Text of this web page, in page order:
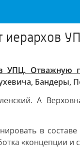
иерархов
УПЦ. Отважную
А
в
«концепции и